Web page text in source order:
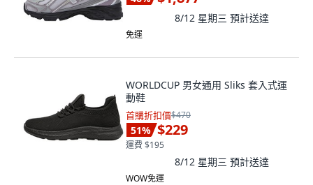
8/12 星期三 預計送達
免運
WORLDCUP 男女通用 Sliks 套入式運
動鞋
首購折扣價$470
51% $229
運費 $195
8/12 星期三 預計送達
WOW免運